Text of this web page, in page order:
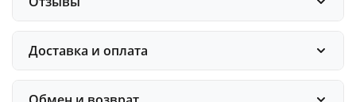
Доставка и оплата